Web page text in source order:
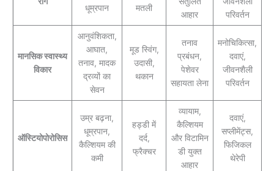
धूम्रपान मतली
आहार
परिवर्तन
मानसिक स्वास्थ्य
विकार
आनुवंशिकता,
आघात,
तनाव, मादक
द्रव्यों का
सेवन
मूड स्विंग,
उदासी,
थकान
तनाव
प्रबंधन,
पेशेवर
सहायता लेना
मनोचिकित्सा,
दवाएं,
जीवनशैली
परिवर्तन
ऑस्टियोपोरोसिस
उम्र बढ़ना,
धूम्रपान,
कैल्शियम की
कमी
हड्डी में
दर्द,
फ्रैक्चर
व्यायाम,
कैल्शियम
और विटामिन
डी युक्त
आहार
दवाएं,
सप्लीमेंट्स,
फिजिकल
थेरेपी